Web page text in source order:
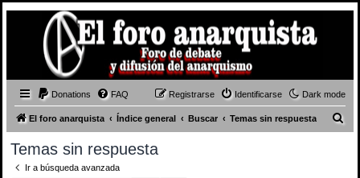
Dark mode
Donations FAQ Identificarse
Registrarse
El foro anarquista Índice general Buscar Temas sin respuesta
Temas sin respuesta
Ir a búsqueda avanzada